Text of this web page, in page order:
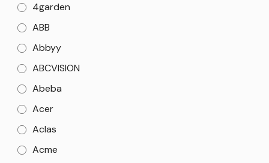
4garden
ABB
Abbyy
ABCVISION
Abeba
Acer
Aclas
Acme